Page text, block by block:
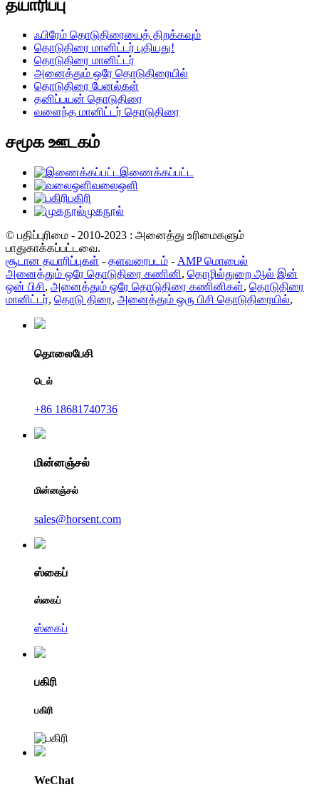
தயாரிப்பு
ஃபிரேம் தொடுதிரையைத் திறக்கவும்
தொடுதிரை மானிட்டர் புதியது!
தொடுதிரை மானிட்டர்
அனைத்தும் ஒரே தொடுதிரையில்
தொடுதிரை பேனல்கள்
தனிப்பயன் தொடுதிரை
வளைந்த மானிட்டர் தொடுதிரை
சமூக ஊடகம்
இணைக்கப்பட்ட
வலைஒளி
பகிரி
முகநூல்
© பதிப்புரிமை - 2010-2023 : அனைத்து உரிமைகளும்
பாதுகாக்கப்பட்டவை.
சூடான தயாரிப்புகள் - தளவரைபடம் - AMP மொபைல்
அனைத்தும் ஒரே தொடுதிரை கணினி, தொழில்துறை ஆல் இன்
ஒன் பிசி, அனைத்தும் ஒரே தொடுதிரை கணினிகள், தொடுதிரை
மானிட்டர், தொடு திரை, அனைத்தும் ஒரு பிசி தொடுதிரையில்,
தொலைபேசி
டெல்
+86 18681740736
மின்னஞ்சல்
மின்னஞ்சல்
sales@horsent.com
ஸ்கைப்
ஸ்கைப்
ஸ்கைப்
பகிரி
பகிரி
WeChat